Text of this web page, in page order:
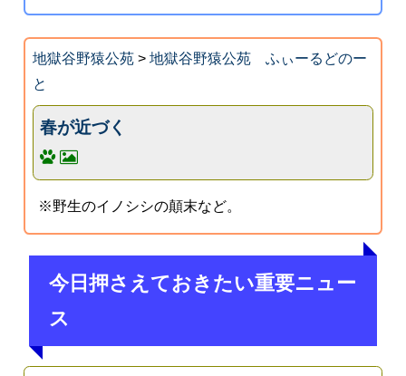
地獄谷野猿公苑> 地獄谷野猿公苑 ふぃーるどのー
と
春が近づく
※野生のイノシシの顛末など。
今日押さえておきたい重要ニュー
ス